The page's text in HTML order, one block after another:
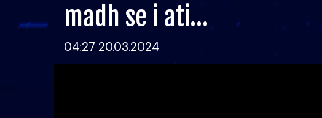
madh se i ati…
04:27 20.03.2024